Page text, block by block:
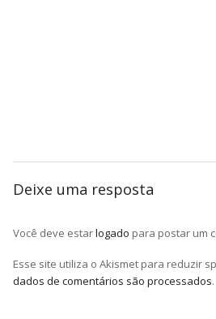
Deixe uma resposta
Você deve estarlogado para postar um
Esse site utiliza o Akismet para reduzir
dados de comentários são processados.